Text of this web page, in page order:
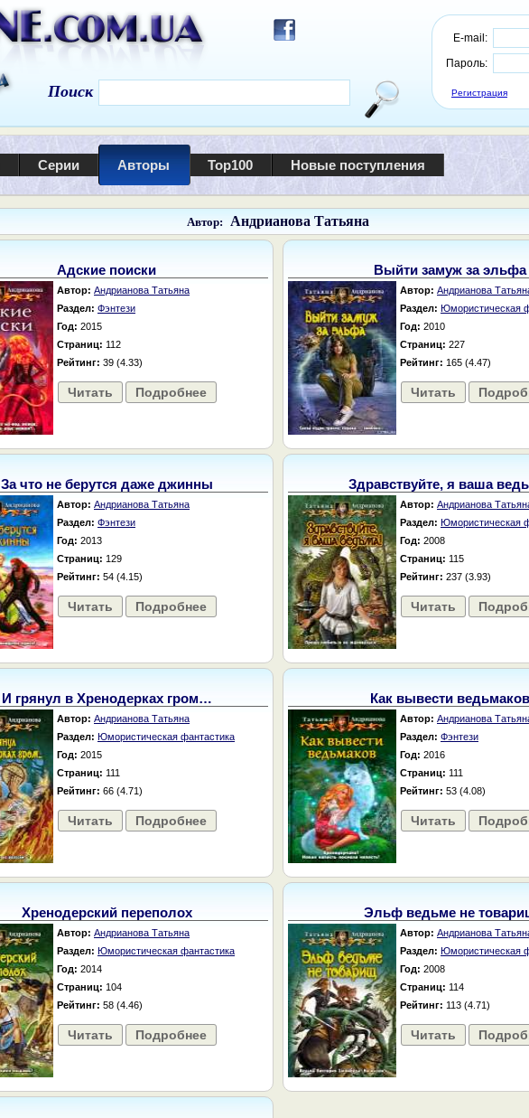
E-mail:
Пароль:
Регистрация
Поиск
Серии Авторы Top100 Новые поступления
Автор: Андрианова Татьяна
Адские поиски
Автор: Андрианова Татьяна
Раздел: Фэнтези
Год: 2015
Страниц: 112
Рейтинг: 39 (4.33)
Читать Подробнее
Выйти замуж за эльфа
Автор: Андрианова
Раздел: Юмористическая
Год: 2010
Страниц: 227
Рейтинг: 165 (4.47)
Читать
За что не берутся даже джинны
Автор: Андрианова Татьяна
Раздел: Фэнтези
Год: 2013
Страниц: 129
Рейтинг: 54 (4.15)
Читать Подробнее
Здравствуйте, я ваша
Автор: Андрианова
Раздел: Юмористическая
Год: 2008
Страниц: 115
Рейтинг: 237 (3.93)
Читать
И грянул в Хренодерках гром…
Автор: Андрианова Татьяна
Раздел: Юмористическая фантастика
Год: 2015
Страниц: 111
Рейтинг: 66 (4.71)
Читать Подробнее
Как вывести ведьмаков
Автор: Андрианова
Раздел: Фэнтези
Год: 2016
Страниц: 111
Рейтинг: 53 (4.08)
Читать
Хренодерский переполох
Автор: Андрианова Татьяна
Раздел: Юмористическая фантастика
Год: 2014
Страниц: 104
Рейтинг: 58 (4.46)
Читать Подробнее
Эльф ведьме не
Автор: Андрианова
Раздел: Юмористическая
Год: 2008
Страниц: 114
Рейтинг: 113 (4.71)
Читать